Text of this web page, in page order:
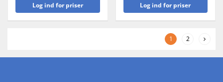
Log ind for priser Log ind for priser
1 2